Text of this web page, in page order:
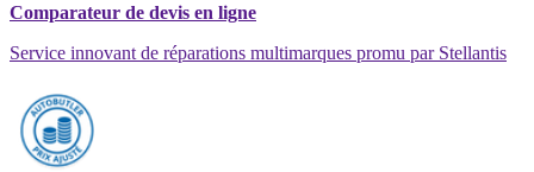
Comparateur de devis en ligne
Service innovant de réparations multimarques promu par Stellantis